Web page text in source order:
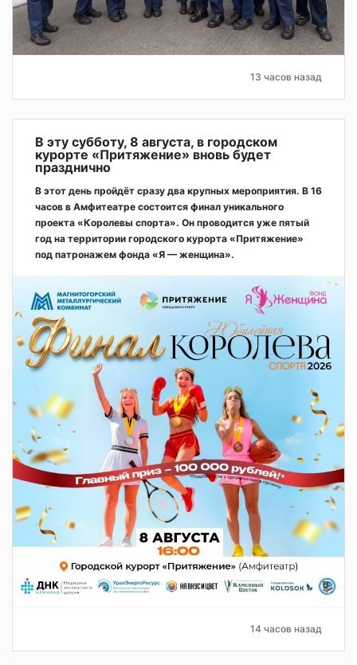
13 часов назад
В эту субботу, 8 августа, в городском
курорте «Притяжение» вновь будет
празднично
В этот день пройдёт сразу два крупных мероприятия. В 16
часов в Амфитеатре состоится финал уникального
проекта «Королевы спорта». Он проводится уже пятый
год на территории городского курорта «Притяжение»
под патронажем фонда «Я — женщина».
14 часов назад